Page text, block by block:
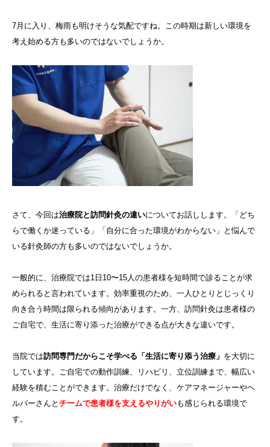
7月に入り、梅雨も明けそうな気配ですね。この時期は新しい環境を
考え始める方も多いのではないでしょうか。
さて、今回は治療院と訪問針灸の違いについてお話しします。「どち
らで働くか迷っている」「自分に合った環境がわからない」と悩んで
いる針灸師の方も多いのではないでしょうか。
一般的に、治療院では1日10〜15人の患者様を短時間で診ることが求
められると言われています。効率重視のため、一人ひとりとじっくり
向き合う時間は限られる傾向があります。一方、訪問針灸は患者様の
ご自宅で、生活に寄り添った治療ができる点が大きな違いです。
当院では訪問専門だからこそ学べる「生活に寄り添う治療」 を大切に
しています。ご自宅での動作訓練、リハビリ、立位訓練まで、幅広い
経験を積むことができます。治療だけでなく、ケアマネージャーやヘ
ルパーさんと チームで患者様を支えるやりがいも感じられる環境で
す。